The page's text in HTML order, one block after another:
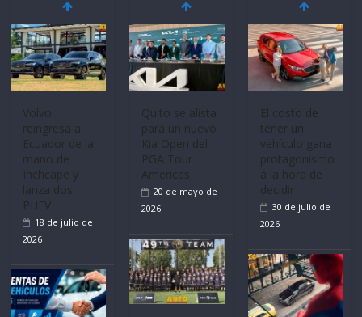
Volvo
reingresa a
Ecuador de la
mano de
Inchcape y
lanza dos
PHEV
18 de julio de
2026
Quito se alista
para un nuevo
Kia Open del
PGA Tour
Americas
20 de mayo de
2026
El costo de
tener un
vehículo gana
protagonismo
a la hora de
decidir
30 de julio de
2026